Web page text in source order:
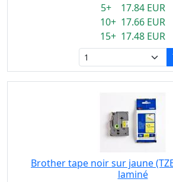
5+ 17.84 EUR
10+ 17.66 EUR
15+ 17.48 EUR
Brother tape noir sur jaune
laminé